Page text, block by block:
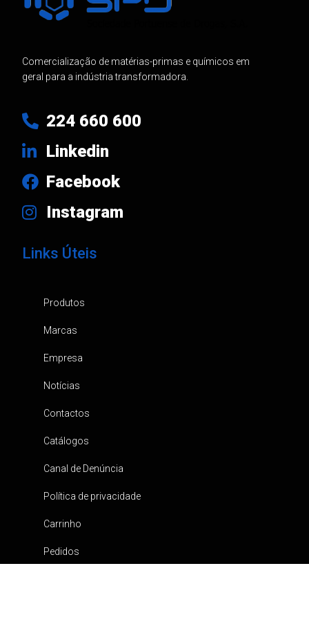
Comercialização de matérias-primas e químicos em
geral para a indústria transformadora.
224 660 600
Linkedin
Facebook
Instagram
Links Úteis
Produtos
Marcas
Empresa
Notícias
Contactos
Catálogos
Canal de Denúncia
Política de privacidade
Carrinho
Pedidos